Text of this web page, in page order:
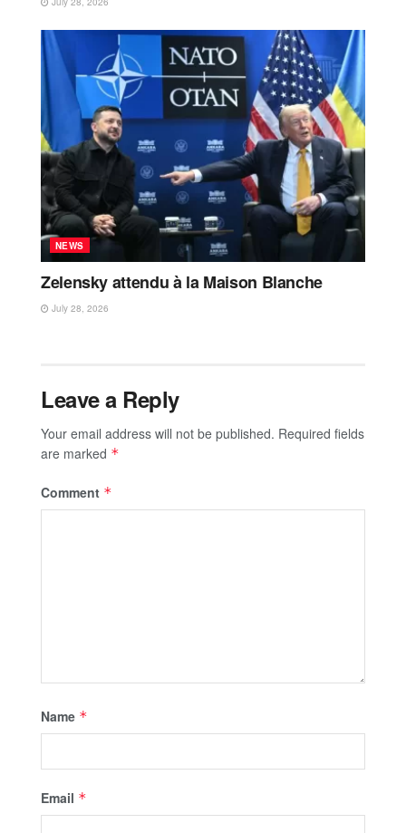
NEWS
Zelensky attendu à la Maison Blanche
July 28, 2026
Leave a Reply
Your email address will not be published. Required fields
are marked *
Comment *
Name *
Email *